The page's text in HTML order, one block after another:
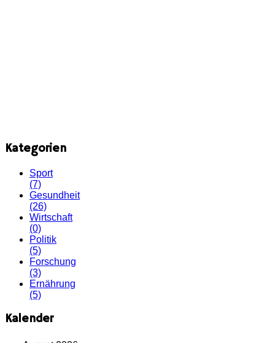
Kategorien
Sport
(7)
Gesundheit
(26)
Wirtschaft
(0)
Politik
(5)
Forschung
(3)
Ernährung
(5)
Kalender